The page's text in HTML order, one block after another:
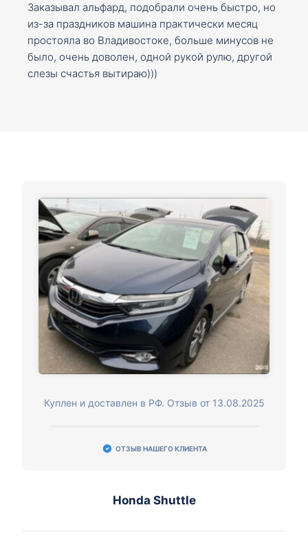
Заказывал альфард, подобрали очень быстро, но
из-за праздников машина практически месяц
простояла во Владивостоке, больше минусов не
было, очень доволен, одной рукой рулю, другой
слезы счастья вытираю)))
Куплен и доставлен в РФ. Отзыв от 13.08.2025
ОТЗЫВ НАШЕГО КЛИЕНТА
Honda Shuttle